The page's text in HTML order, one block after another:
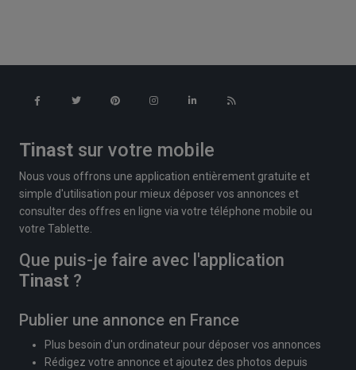
Tinast sur votre mobile
Nous vous offrons une application entièrement gratuite et
simple d'utilisation pour mieux déposer vos annonces et
consulter des offres en ligne via votre téléphone mobile ou
votre Tablette.
Que puis-je faire avec l'application
Tinast ?
Publier une annonce en France
Plus besoin d'un ordinateur pour déposer vos annonces
Rédigez votre annonce et ajoutez des photos depuis